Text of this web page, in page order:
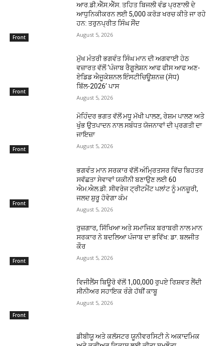
Front
ਆਰ.ਡੀ.ਐੱਸ.ਐੱਸ. ਤਹਿਤ ਬਿਜਲੀ ਵੰਡ ਪ੍ਰਣਾਲੀ ਦੇ
ਆਧੁਨਿਕੀਕਰਨ ਲਈ 5,000 ਕਰੋੜ ਖਰਚ ਕੀਤੇ ਜਾ ਰਹੇ
ਹਨ: ਤਰੁਨਪ੍ਰੀਤ ਸਿੰਘ ਸੌਂਦ
August 5, 2026
Front
ਮੁੱਖ ਮੰਤਰੀ ਭਗਵੰਤ ਸਿੰਘ ਮਾਨ ਦੀ ਅਗਵਾਈ ਹੇਠ
ਵਜ਼ਾਰਤ ਵੱਲੋਂ ‘ਪੰਜਾਬ ਰੈਗੂਲੇਸ਼ਨ ਆਫ ਫੀਸ ਆਫ ਅਣ-
ਏਡਿਡ ਐਜੂਕੇਸ਼ਨਲ ਇੰਸਟੀਚਿਊਸ਼ਨਜ਼ (ਸੋਧ)
ਬਿੱਲ-2026’ ਪਾਸ
August 5, 2026
Front
ਮੋਹਿੰਦਰ ਭਗਤ ਵੱਲੋਂ ਮਧੂ ਮੱਖੀ ਪਾਲਣ, ਰੇਸ਼ਮ ਪਾਲਣ ਅਤੇ
ਖੁੰਭ ਉਤਪਾਦਨ ਨਾਲ ਸਬੰਧਤ ਯੋਜਨਾਵਾਂ ਦੀ ਪ੍ਰਗਤੀ ਦਾ
ਜਾਇਜ਼ਾ
August 5, 2026
Front
ਭਗਵੰਤ ਮਾਨ ਸਰਕਾਰ ਵੱਲੋਂ ਅੰਮ੍ਰਿਤਸਰ ਵਿੱਚ ਬਿਹਤਰ
ਸਵੱਛਤਾ ਸੇਵਾਵਾਂ ਯਕੀਨੀ ਬਣਾਉਣ ਲਈ 60
ਐਮ.ਐਲ.ਡੀ. ਸੀਵਰੇਜ ਟ੍ਰੀਟਮੈਂਟ ਪਲਾਂਟ ਨੂੰ ਮਨਜ਼ੂਰੀ,
ਜਲਦ ਸ਼ੁਰੂ ਹੋਵੇਗਾ ਕੰਮ
August 5, 2026
Front
ਰੁਜ਼ਗਾਰ, ਸਿੱਖਿਆ ਅਤੇ ਸਮਾਜਿਕ ਬਰਾਬਰੀ ਨਾਲ ਮਾਨ
ਸਰਕਾਰ ਨੇ ਬਦਲਿਆ ਪੰਜਾਬ ਦਾ ਭਵਿੱਖ: ਡਾ. ਬਲਜੀਤ
ਕੌਰ
August 5, 2026
Front
ਵਿਜੀਲੈਂਸ ਬਿਊਰੋ ਵੱਲੋਂ 1,00,000 ਰੁਪਏ ਰਿਸ਼ਵਤ ਲੈਂਦੀ
ਸੀਨੀਅਰ ਸਹਾਇਕ ਰੰਗੇ ਹੱਥੀਂ ਕਾਬੂ
August 5, 2026
ਡੀਬੀਯੂ ਅਤੇ ਕਲੱਸਟਰ ਯੂਨੀਵਰਸਿਟੀ ਨੇ ਅਕਾਦਮਿਕ